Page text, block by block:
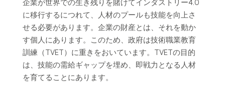
企業が世界での生き残りを賭けてインダストリー4.0
に移行するにつれて、人材のプールも技能を向上さ
せる必要があります。企業の財産とは、それを動か
す個人にあります。このため、政府は技術職業教育
訓練（TVET）に重きをおいています。TVETの目的
は、技能の需給ギャップを埋め、即戦力となる人材
を育てることにあります。